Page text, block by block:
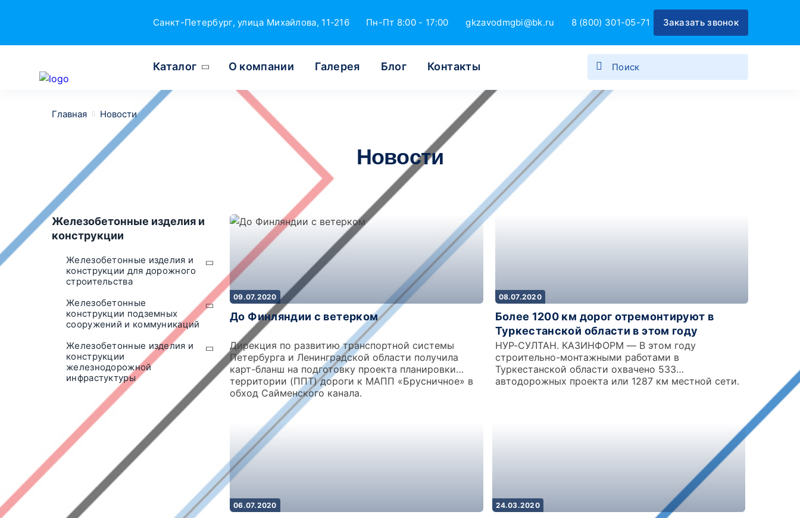
Санкт-Петербург, улица Михайлова, 11-216 Пн-Пт 8:00 - 17:00 gkzavodmgbi@bk.ru 8 (800) 301-05-71 Заказать звонок
Каталог О компании Галерея Блог Контакты
Главная Новости
Новости
Железобетонные изделия и
конструкции
Железобетонные изделия и
конструкции для дорожного
строительства
Железобетонные
конструкции подземных
сооружений и коммуникаций
Железобетонные изделия и
конструкции
железнодорожной
инфрастуктуры
09.07.2020
До Финляндии с ветерком
Дирекция по развитию транспортной системы
Петербурга и Ленинградской области получила
карт-бланш на подготовку проекта планировки
территории (ППТ) дороги к МАПП «Брусничное» в
обход Сайменского канала.
08.07.2020
Более 1200 км дорог отремонтируют в
Туркестанской области в этом году
НУР-СУЛТАН. КАЗИНФОРМ — В этом году
строительно-монтажными работами в
Туркестанской области охвачено 533
автодорожных проекта или 1287 км местной сети.
06.07.2020 24.03.2020